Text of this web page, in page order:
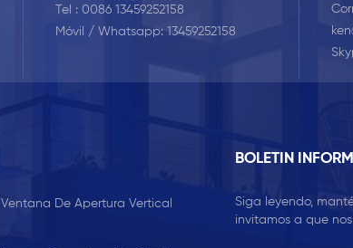
Tel :0086 13459252158
Móvil / Whatsapp:13459252158
Ventana De Apertura Vertical
BOLETIN
Siga leyendo,
invitamos a que